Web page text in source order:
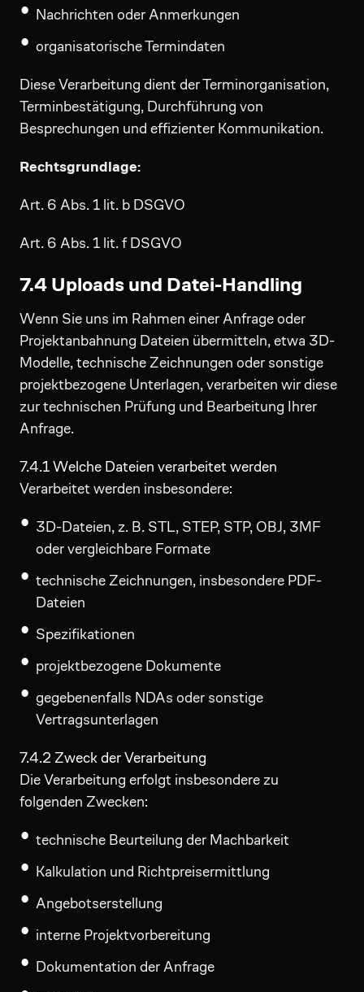
Nachrichten oder Anmerkungen
organisatorische Termindaten
Diese Verarbeitung dient der Terminorganisation,
Terminbestätigung, Durchführung von
Besprechungen und effizienter Kommunikation.
Rechtsgrundlage:
Art. 6 Abs. 1 lit. b DSGVO
Art. 6 Abs. 1 lit. f DSGVO
7.4 Uploads und Datei-Handling
Wenn Sie uns im Rahmen einer Anfrage oder
Projektanbahnung Dateien übermitteln, etwa 3D-
Modelle, technische Zeichnungen oder sonstige
projektbezogene Unterlagen, verarbeiten wir diese
zur technischen Prüfung und Bearbeitung Ihrer
Anfrage.
7.4.1 Welche Dateien verarbeitet werden
Verarbeitet werden insbesondere:
3D-Dateien, z. B. STL, STEP, STP, OBJ, 3MF
oder vergleichbare Formate
technische Zeichnungen, insbesondere PDF-
Dateien
Spezifikationen
projektbezogene Dokumente
gegebenenfalls NDAs oder sonstige
Vertragsunterlagen
7.4.2 Zweck der Verarbeitung
Die Verarbeitung erfolgt insbesondere zu
folgenden Zwecken:
technische Beurteilung der Machbarkeit
Kalkulation und Richtpreisermittlung
Angebotserstellung
interne Projektvorbereitung
Dokumentation der Anfrage